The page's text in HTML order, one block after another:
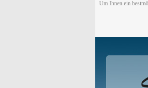
Um Ihnen ein